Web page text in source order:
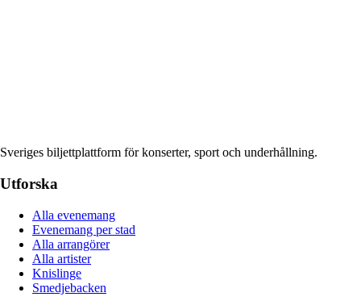
Sveriges biljettplattform för konserter, sport och underhållning.
Utforska
Alla evenemang
Evenemang per stad
Alla arrangörer
Alla artister
Knislinge
Smedjebacken